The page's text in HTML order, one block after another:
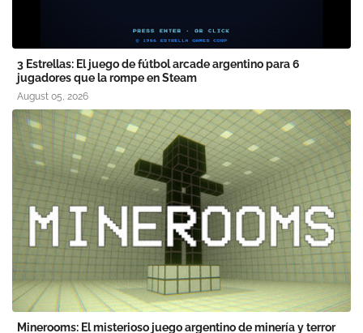
3 Estrellas: El juego de fútbol arcade argentino para 6
jugadores que la rompe en Steam
August 05, 2026
Minerooms: El misterioso juego argentino de minería y terror